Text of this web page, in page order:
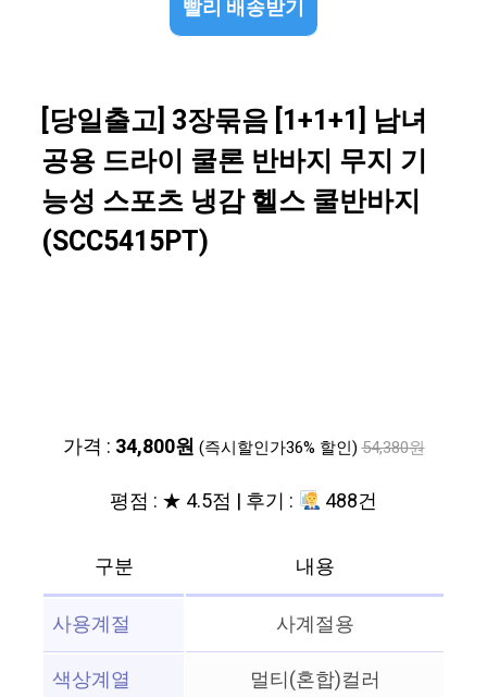
빨리 배송받기
[당일출고] 3장묶음 [1+1+1] 남녀
공용 드라이 쿨론 반바지 무지 기
능성 스포츠 냉감 헬스 쿨반바지
(SCC5415PT)
가격 : 34,800원 (즉시할인가36% 할인) 54,380원
평점 : ★ 4.5점 | 후기 : 488건
구분
내용
사용계절
사계절용
색상계열
멀티(혼합)컬러